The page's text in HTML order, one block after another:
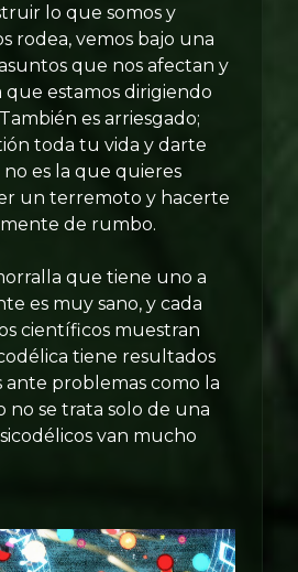
lo que somos y
rodea, vemos bajo una
que nos afectan y
que estamos dirigiendo
es arriesgado;
toda tu vida y darte
es la que quieres
un terremoto y hacerte
de rumbo.
que tiene uno a
es muy sano, y cada
científicos muestran
tiene resultados
ante problemas como la
no se trata solo de una
van mucho